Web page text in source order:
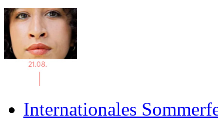
Internationales